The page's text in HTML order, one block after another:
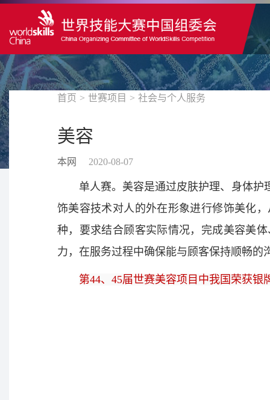
首页 > 世赛项目 > 社会与个人服务
美容
本网 2020-08-07
单人赛。美容是通过皮肤护理、身体
饰美容技术对人的外在形象进行修饰美化
种，要求结合顾客实际情况，完成美容美
力，在服务过程中确保能与顾客保持顺畅的
第44、45届世赛美容项目中我国荣获银